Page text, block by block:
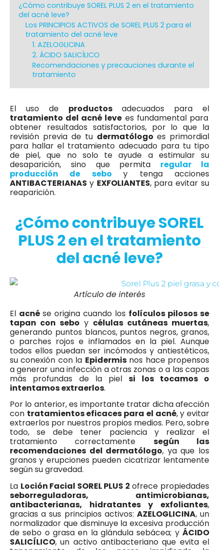
¿Cómo contribuye SOREL PLUS 2 en el tratamiento
del acné leve?
Los PRINCIPIOS ACTIVOS de SOREL PLUS 2 para el
tratamiento del acné leve
1. AZELOGLICINA
2. ÁCIDO SALICÍLICO
Recomendaciones y precauciones durante el
tratamiento
El uso de productos adecuados para el
tratamiento del acné leve es fundamental para
obtener resultados satisfactorios, por lo que la
revisión previa de tu dermatólogo es primordial
para hallar el tratamiento adecuado para tu tipo
de piel, que no solo te ayude a estimular su
desaparición, sino que permita regular la
producción de seboy tenga acciones
ANTIBACTERIANAS y EXFOLIANTES, para evitar su
reaparición.
¿Cómo contribuye SOREL
PLUS 2 en el tratamiento
del acné leve?
Artículo de interés
El acné se origina cuando los folículos pilosos se
tapan con sebo y células cutáneas muertas,
generando puntos blancos, puntos negros, granos,
o parches rojos e inflamados en la piel. Aunque
todos ellos puedan ser incómodos y antiestéticos,
su conexión con la Epidermisnos hace propensos
a generar una infección a otras zonas o a las capas
más profundas de la pielsi los tocamos o
intentamos extraerlos.
Por lo anterior, es importante tratar dicha afección
con tratamientos eficaces para el acné, y evitar
extraerlos por nuestros propios medios. Pero, sobre
todo, se debe tener paciencia y realizar el
tratamiento correctamente según las
recomendaciones del dermatólogo, ya que los
granos y erupciones pueden cicatrizar lentamente
según su gravedad.
La Loción Facial SOREL PLUS 2 ofrece propiedades
seborreguladoras, antimicrobianas,
antibacterianas, hidratantes y exfoliantes,
gracias a sus principios activos: AZELOGLICINA, un
normalizador que disminuye la excesiva producción
de sebo o grasa en la glándula sebácea; y ÁCIDO
SALICÍLICO, un activo antibacteriano que evita el